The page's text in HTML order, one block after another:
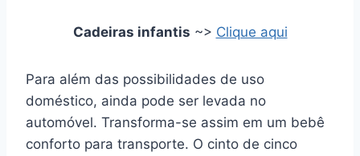
Cadeiras infantis ~> Clique aqui
Para além das possibilidades de uso
doméstico, ainda pode ser levada no
automóvel. Transforma-se assim em um bebê
conforto para transporte. O cinto de cinco